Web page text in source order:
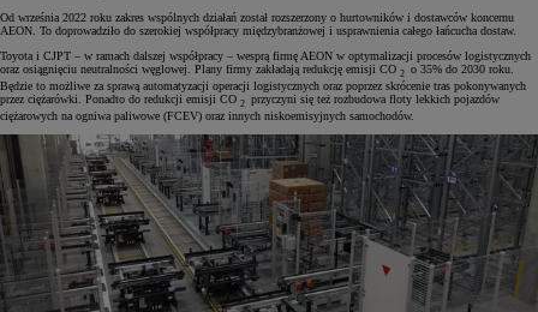
Od września 2022 roku zakres wspólnych działań został rozszerzony o hurtowników i dostawców koncernu
AEON. To doprowadziło do szerokiej współpracy międzybranżowej i usprawnienia całego łańcucha dostaw.
Toyota i CJPT – w ramach dalszej współpracy – wesprą firmę AEON w optymalizacji procesów logistycznych
oraz osiągnięciu neutralności węglowej. Plany firmy zakładają redukcję emisji CO 2 o 35% do 2030 roku.
Będzie to możliwe za sprawą automatyzacji operacji logistycznych oraz poprzez skrócenie tras pokonywanych
przez ciężarówki. Ponadto do redukcji emisji CO 2 przyczyni się też rozbudowa floty lekkich pojazdów
ciężarowych na ogniwa paliwowe (FCEV) oraz innych niskoemisyjnych samochodów.